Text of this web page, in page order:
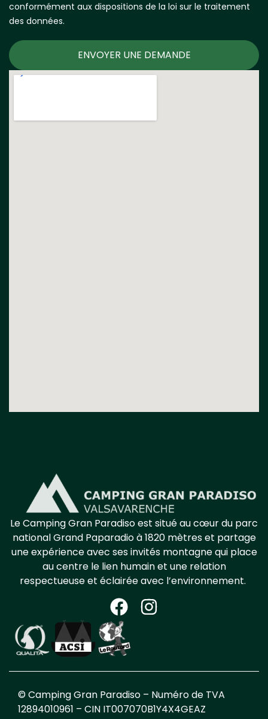
conformément aux dispositions de la loi sur le traitement
des données.
ENVOYER UNE DEMANDE
Le Camping Gran Paradiso est situé au cœurdu parc
nationalGrand Paparadio à 1820mètres et partage
une expérience avec ses invitésmontagnequi place
au centre le lien humain et une relation
respectueuse et éclairée avec l’environnement.
© Camping Gran Paradiso – Numéro de TVA
12894010961 – CIN IT007070B1Y4X4GEAZ